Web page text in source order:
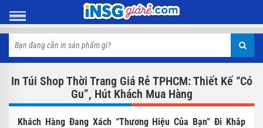
In Túi Shop Thời Trang Giá Rẻ TPHCM: Thiết Kế “Có
Gu”, Hút Khách Mua Hàng
Khách Hàng Đang Xách “Thương Hiệu Của Bạn” Đi Khắp